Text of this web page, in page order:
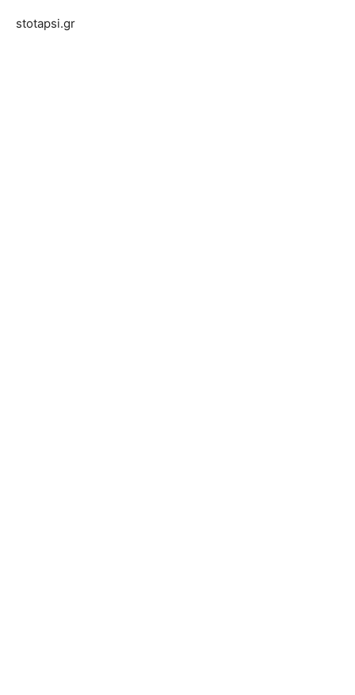
stotapsi.gr